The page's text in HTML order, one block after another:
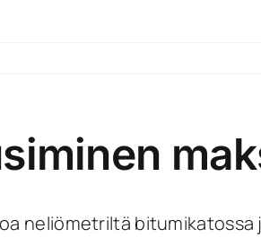
neliömetriltä bitumikatossa